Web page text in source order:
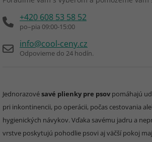
+420 608 53 58 52
po–pia 09:00-15:00
info@cool-ceny.cz
Odpovieme do 24 hodín.
Jednorazovésavé plienky pre psov pomáhajú
pri inkontinencii, po operácii, počas cestovania
hygienických návykov. Vďaka savému jadru a
vrstve poskytujú pohodlie psovi aj väčší pokoj